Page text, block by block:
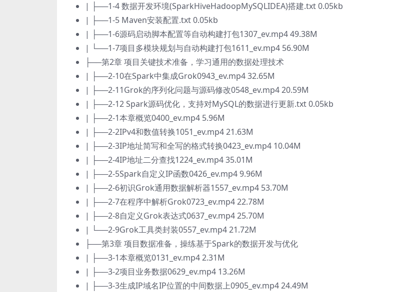
| ├──1-4 数据开发环境(SparkHiveHadoopMySQLIDEA)搭建.txt 0.05kb
| ├──1-5 Maven安装配置.txt 0.05kb
| ├──1-6源码启动脚本配置等自动构建打包1307_ev.mp4 49.38M
| └──1-7项目多模块规划与自动构建打包1611_ev.mp4 56.90M
├──第2章 项目关键技术准备，学习通用的数据处理技术
| ├──2-10在Spark中集成Grok0943_ev.mp4 32.65M
| ├──2-11Grok的序列化问题与源码修改0548_ev.mp4 20.59M
| ├──2-12 Spark源码优化，支持对MySQL的数据进行更新.txt 0.05kb
| ├──2-1本章概览0400_ev.mp4 5.96M
| ├──2-2IPv4和数值转换1051_ev.mp4 21.63M
| ├──2-3IP地址简写和全写的格式转换0423_ev.mp4 10.04M
| ├──2-4IP地址二分查找1224_ev.mp4 35.01M
| ├──2-5Spark自定义IP函数0426_ev.mp4 9.96M
| ├──2-6初识Grok通用数据解析器1557_ev.mp4 53.70M
| ├──2-7在程序中解析Grok0723_ev.mp4 22.78M
| ├──2-8自定义Grok表达式0637_ev.mp4 25.70M
| └──2-9Grok工具类封装0557_ev.mp4 21.72M
├──第3章 项目数据准备，操练基于Spark的数据开发与优化
| ├──3-1本章概览0131_ev.mp4 2.31M
| ├──3-2项目业务数据0629_ev.mp4 13.26M
| ├──3-3生成IP域名IP位置的中间数据上0905_ev.mp4 24.49M